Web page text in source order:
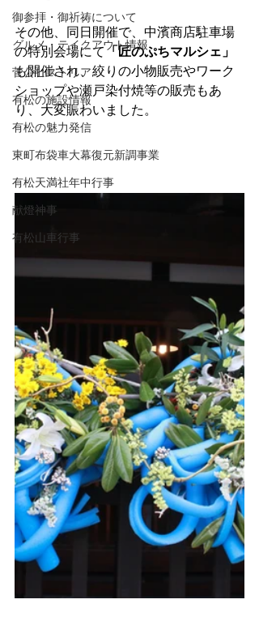
御参拝・御祈祷について
グルメ・テイクアウト情報
菅公ヒストリア
有松の施設情報
有松の魅力発信
東町布袋車大幕復元新調事業
有松天満社年中行事
献燈神事
有松山車行事
その他、同日開催で、中濱商店駐車場
の特別会場にて 「匠のぷちマルシェ」
も開催され、絞りの小物販売やワーク
ショップや瀬戸染付焼等の販売もあ
り、大変賑わいました。